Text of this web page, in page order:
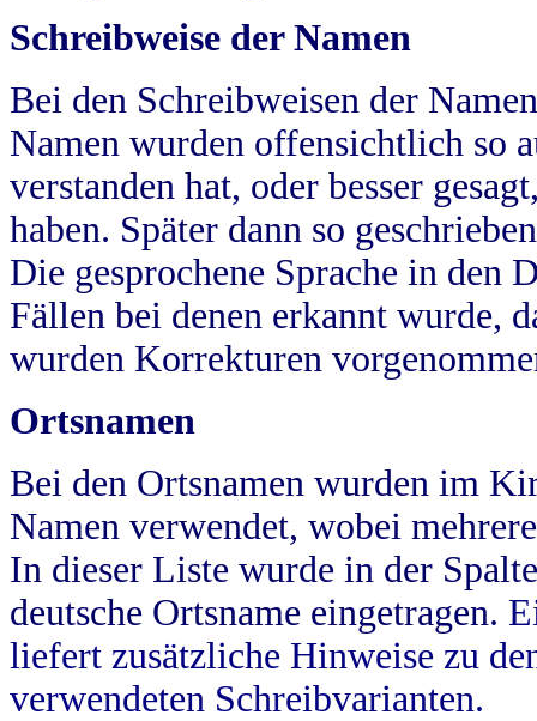
Schreibweise der Namen
Bei den Schreibweisen der
Namen wurden offensichtlich so
verstanden hat, oder besser
haben. Später dann so
Die gesprochene Sprache in
Fällen bei denen erkannt wurde,
wurden Korrekturen
Ortsnamen
Bei den Ortsnamen wurden im
Namen verwendet, wobei
In dieser Liste wurde in der
deutsche Ortsname eingetragen.
liefert zusätzliche Hinweise zu
verwendeten Schreibvarianten.